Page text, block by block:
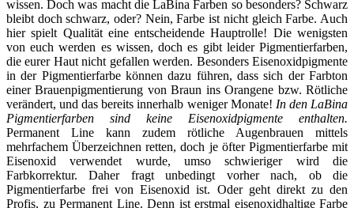
wissen. Doch was macht die LaBina Farben so besonders? Schwarz
bleibt doch schwarz, oder? Nein, Farbe ist nicht gleich Farbe. Auch
hier spielt Qualität eine entscheidende Hauptrolle! Die wenigsten
von euch werden es wissen, doch es gibt leider Pigmentierfarben,
die eurer Haut nicht gefallen werden. Besonders Eisenoxidpigmente
in der Pigmentierfarbe können dazu führen, dass sich der Farbton
einer Brauenpigmentierung von Braun ins Orangene bzw. Rötliche
verändert, und das bereits innerhalb weniger Monate! In den LaBina
Pigmentierfarben sind keine Eisenoxidpigmente enthalten.
Permanent Line kann zudem rötliche Augenbrauen mittels
mehrfachem Überzeichnen retten, doch je öfter Pigmentierfarbe mit
Eisenoxid verwendet wurde, umso schwieriger wird die
Farbkorrektur. Daher fragt unbedingt vorher nach, ob die
Pigmentierfarbe frei von Eisenoxid ist. Oder geht direkt zu den
Profis, zu Permanent Line. Denn ist erstmal eisenoxidhaltige Farbe